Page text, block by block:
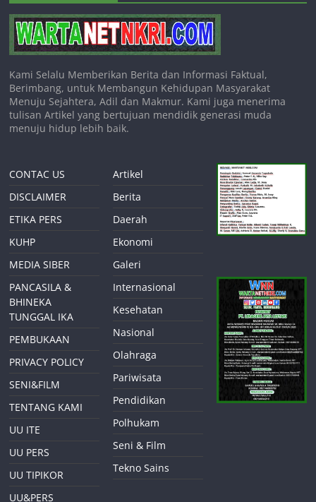
Kami Selalu Memberikan Berita dan Informasi Faktual,
Berimbang, untuk Membangun Kehidupan Masyarakat
Menuju Sejahtera, Adil dan Makmur. Kami juga menerima
tulisan Artikel yang bertujuan mendidik generasi muda
menuju hidup lebih baik.
CONTAC US
DISCLAIMER
ETIKA PERS
KUHP
MEDIA SIBER
PANCASILA &
BHINEKA
TUNGGAL IKA
PEMBUKAAN
PRIVACY POLICY
SENI&FILM
TENTANG KAMI
UU ITE
UU PERS
UU TIPIKOR
UU&PERS
Artikel
Berita
Daerah
Ekonomi
Galeri
Internasional
Kesehatan
Nasional
Olahraga
Pariwisata
Pendidikan
Polhukam
Seni & Film
Tekno Sains